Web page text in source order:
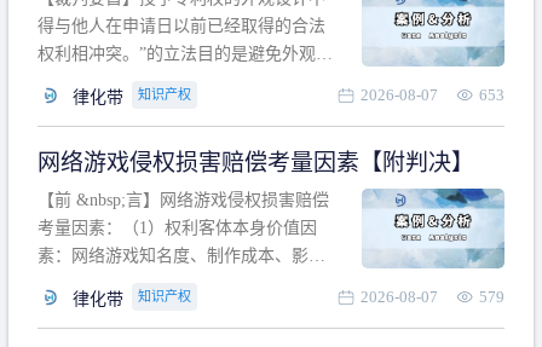
刮
得与他人在申请日以前已经取得的合法
权利相冲突。”的立法目的是避免外观设
冲突。基于此，凡是因该外观设计的实
于该款规定的规制范畴。“合法权利”不宜
作狭义解释，一般情况下，只要依法享
有的、在本专利申请日之
律化带 知识产权 2026-08-07 653
网络游戏侵权损害赔偿考量因素【附判决】
【前 &nbsp;言】网络游戏侵权损害赔偿
考量因素：（1）权利客体本身价值因
素：网络游戏知名度、制作成本、影响
利角度因素：被诉侵权游戏销售数量、
律化带 知识产权 2026-08-07 579